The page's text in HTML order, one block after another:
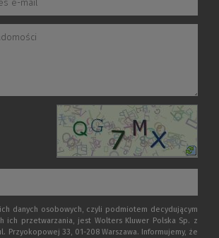
danych osobowych, czyli podmiotem decydującym
ich przetwarzania, jest Wolters Kluwer Polska Sp. z
Przyokopowej 33, 01-208 Warszawa. Informujemy, że